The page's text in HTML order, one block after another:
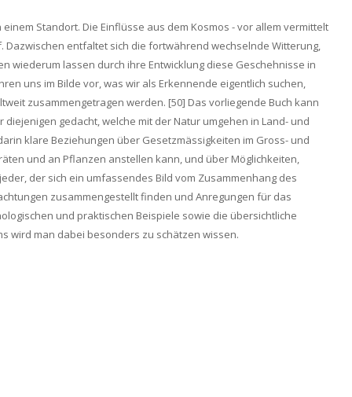
Standort. Die Einflüsse aus dem Kosmos - vor allem vermittelt
entfaltet sich die fortwährend wechselnde Witterung,
wiederum lassen durch ihre Entwicklung diese Geschehnisse in
uns im Bilde vor, was wir als Erkennende eigentlich suchen,
zusammengetragen werden. [50] Das vorliegende Buch kann
gedacht, welche mit der Natur umgehen in Land- und
klare Beziehungen über Gesetzmässigkeiten im Gross- und
und an Pflanzen anstellen kann, und über Möglichkeiten,
der sich ein umfassendes Bild vom Zusammenhang des
zusammengestellt finden und Anregungen für das
und praktischen Beispiele sowie die übersichtliche
wird man dabei besonders zu schätzen wissen.